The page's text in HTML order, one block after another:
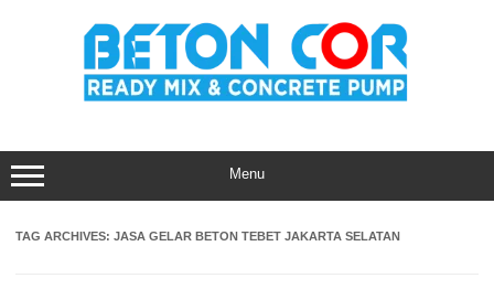
Menu
TAG ARCHIVES: JASA GELAR BETON TEBET JAKARTA SELATAN